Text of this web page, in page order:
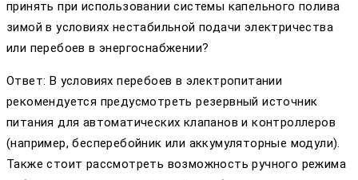
принять при использовании системы капельного полива
зимой в условиях нестабильной подачи электричества
или перебоев в энергоснабжении?
Ответ: В условиях перебоев в электропитании
рекомендуется предусмотреть резервный источник
питания для автоматических клапанов и контроллеров
(например, бесперебойник или аккумуляторные модули).
Также стоит рассмотреть возможность ручного режима